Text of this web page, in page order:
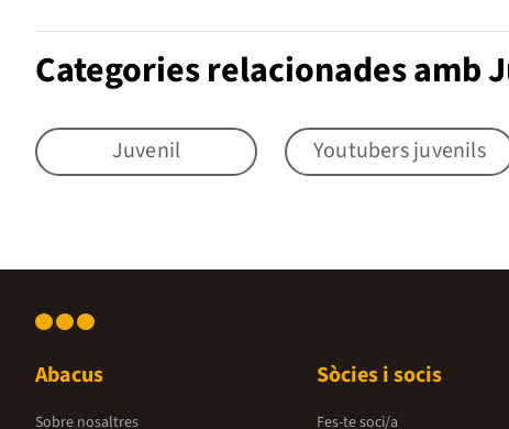
Categories relacionades amb
Juvenil Youtubers juvenils
Abacus
Sobre nosaltres
Sòcies i socis
Fes-te soci/a